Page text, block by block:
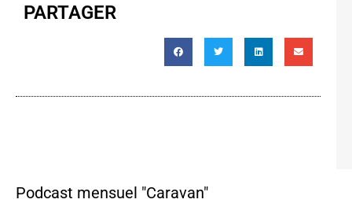
PARTAGER
Podcast mensuel "Caravan"